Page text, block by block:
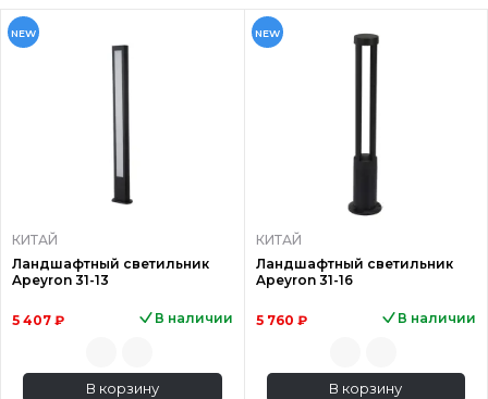
NEW
КИТАЙ
Ландшафтный светильник
Apeyron 31-13
5 407 ₽ В наличии
В корзину
NEW
КИТАЙ
Ландшафтный светильник
Apeyron 31-16
5 760 ₽ В наличии
В корзину